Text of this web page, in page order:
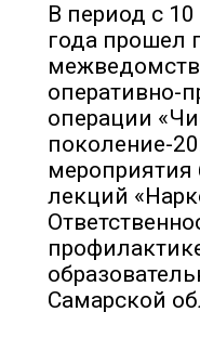
В период с
года прошел
оперативно-
операции
поколение-
лекций
Самарской